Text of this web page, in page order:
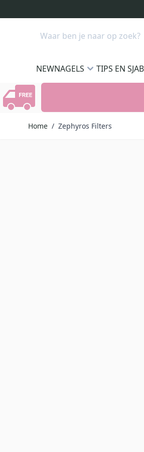
Search
NEWNAGELS TIPS EN
Home / Zephyros Filters